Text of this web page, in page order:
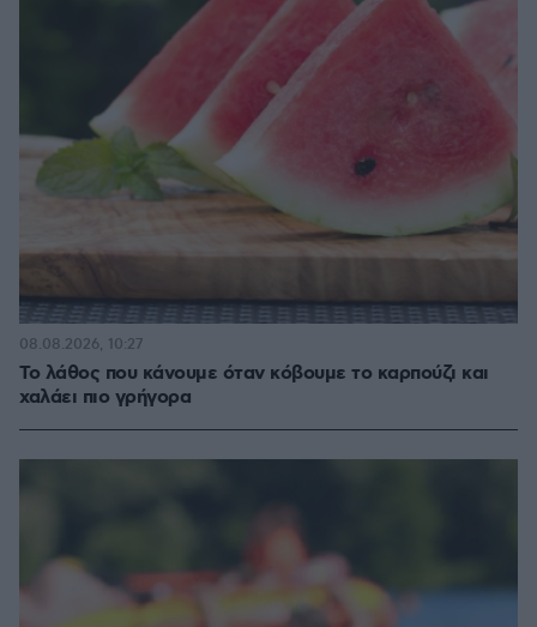
Το λάθος που κάνουμε όταν κόβουμε το καρπούζι και
χαλάει πιο γρήγορα
08.08.2026, 10:27